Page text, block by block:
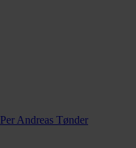
Per Andreas Tønder